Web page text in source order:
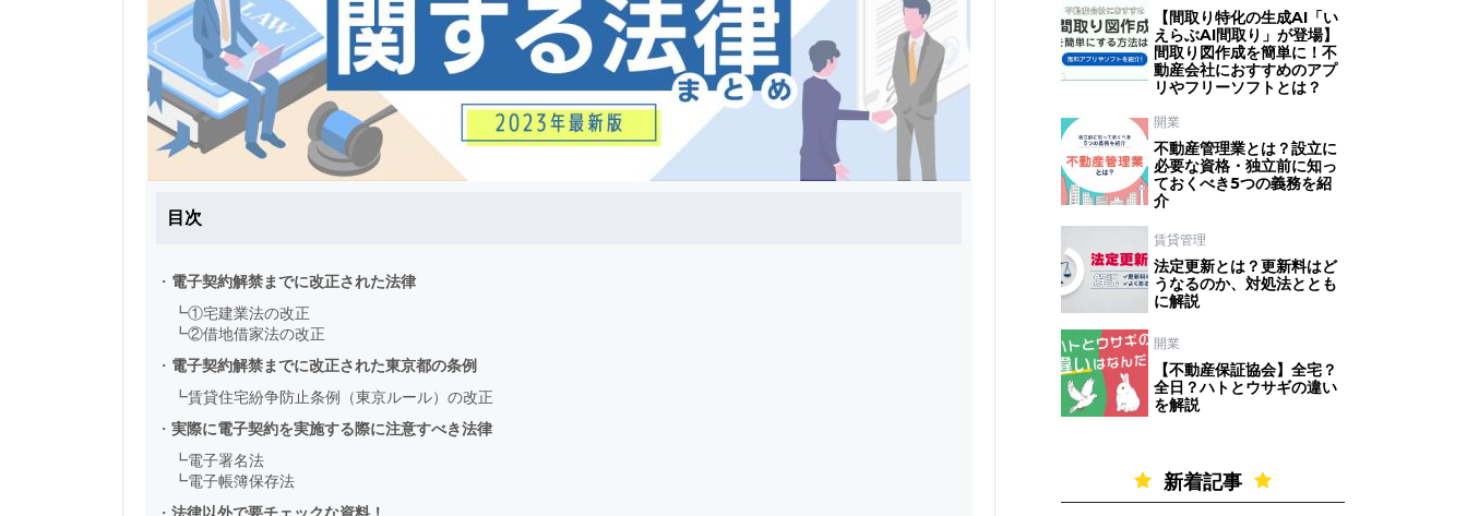
目次
・ 電子契約解禁までに改正された法律
┗①宅建業法の改正
┗②借地借家法の改正
・ 電子契約解禁までに改正された東京都の条例
┗賃貸住宅紛争防止条例（東京ルール）の改正
・ 実際に電子契約を実施する際に注意すべき法律
┗電子署名法
┗電子帳簿保存法
【間取り特化の生成AI「い
えらぶAI間取り」が登場】
間取り図作成を簡単に！不
動産会社におすすめのアプ
リやフリーソフトとは？
開業
不動産管理業とは？設立に
必要な資格・独立前に知っ
ておくべき5つの義務を紹
介
賃貸管理
法定更新とは？更新料はど
うなるのか、対処法ととも
に解説
開業
【不動産保証協会】全宅？
全日？ハトとウサギの違い
を解説
新着記事